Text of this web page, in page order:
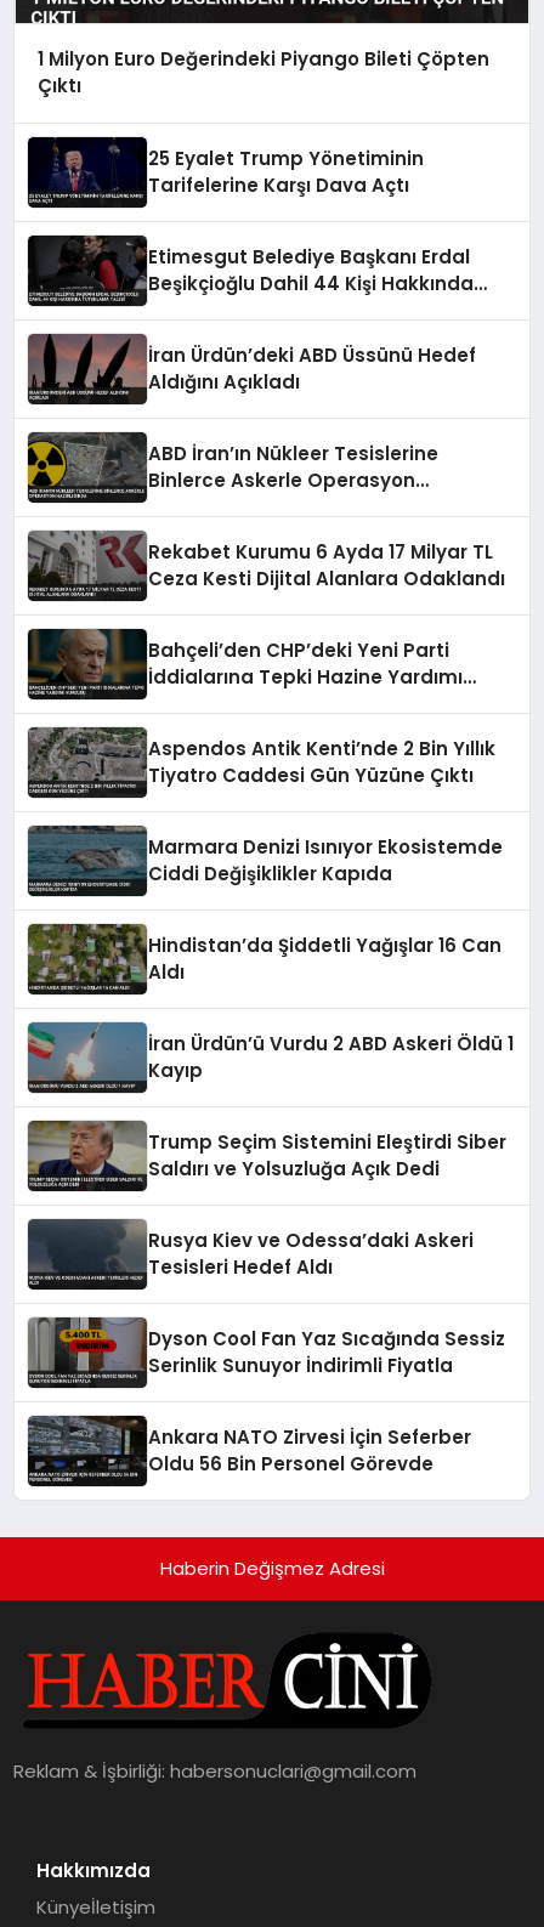
1 Milyon Euro Değerindeki Piyango Bileti Çöpten
Çıktı
25 Eyalet Trump Yönetiminin
Tarifelerine Karşı Dava Açtı
Etimesgut Belediye Başkanı Erdal
Beşikçioğlu Dahil 44 Kişi Hakkında
İran Ürdün’deki ABD Üssünü Hedef
Aldığını Açıkladı
ABD İran’ın Nükleer Tesislerine
Binlerce Askerle Operasyon
Rekabet Kurumu 6 Ayda 17 Milyar TL
Ceza Kesti Dijital Alanlara Odaklandı
Bahçeli’den CHP’deki Yeni Parti
İddialarına Tepki Hazine Yardımı
Aspendos Antik Kenti’nde 2 Bin Yıllık
Tiyatro Caddesi Gün Yüzüne Çıktı
Marmara Denizi Isınıyor Ekosistemde
Ciddi Değişiklikler Kapıda
Hindistan’da Şiddetli Yağışlar 16 Can
Aldı
İran Ürdün’ü Vurdu 2 ABD Askeri Öldü 1
Kayıp
Trump Seçim Sistemini Eleştirdi Siber
Saldırı ve Yolsuzluğa Açık Dedi
Rusya Kiev ve Odessa’daki Askeri
Tesisleri Hedef Aldı
Dyson Cool Fan Yaz Sıcağında Sessiz
Serinlik Sunuyor İndirimli Fiyatla
Ankara NATO Zirvesi İçin Seferber
Oldu 56 Bin Personel Görevde
Haberin Değişmez Adresi
Reklam & İşbirliği:habersonuclari@gmail.com
Hakkımızda
Künyeİletişim